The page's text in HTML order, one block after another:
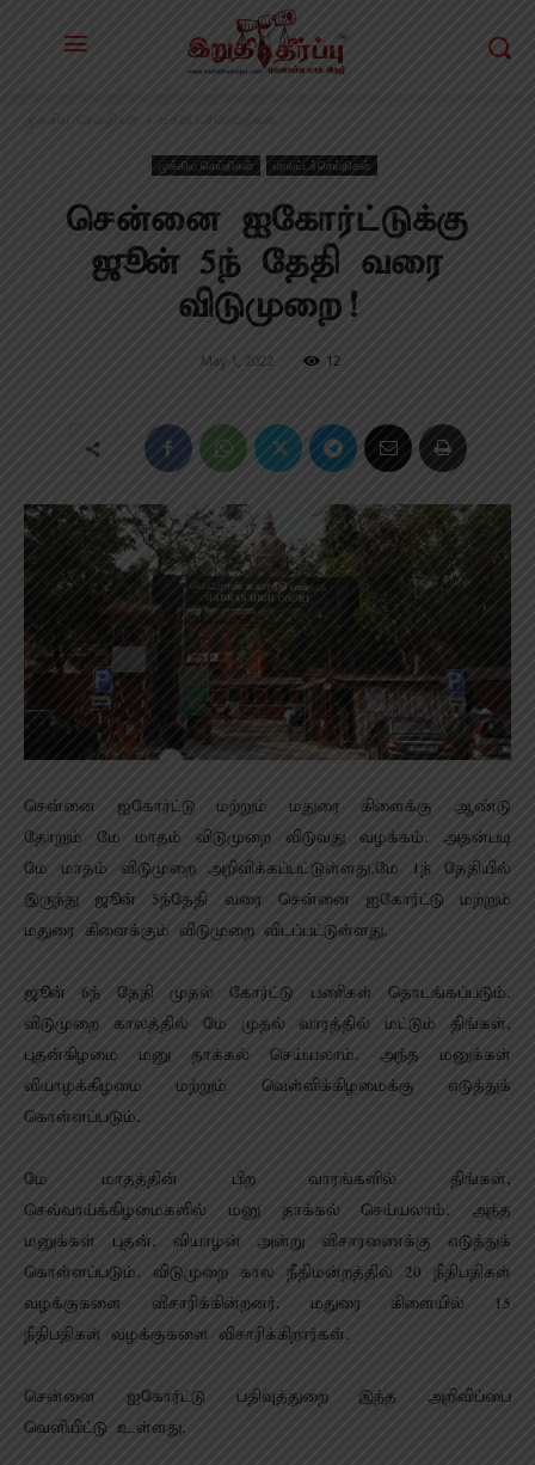
முக்கிய செய்திகள் மாவட்டச்செய்திகள்
முக்கிய செய்திகள் மாவட்டச்செய்திகள்
சென்னை ஐகோர்ட்டுக்கு
ஜூன் 5ந் தேதி வரை
விடுமுறை!
May 1, 2022 12
சென்னை ஐகோர்ட்டு மற்றும் மதுரை கிளைக்கு ஆண்டு
தோறும் மே மாதம் விடுமுறை விடுவது வழக்கம். அதன்படி
மே மாதம் விடுமுறை அறிவிக்கப்பட்டுள்ளது.மே 1ந் தேதியில்
இருந்து ஜூன் 5ந்தேதி வரை சென்னை ஐகோர்ட்டு மற்றும்
மதுரை கிளைக்கும் விடுமுறை விடப்பட்டுள்ளது.
ஜூன் 6ந் தேதி முதல் கோர்ட்டு பணிகள் தொடங்கப்படும்.
விடுமுறை காலத்தில் மே முதல் வாரத்தில் மட்டும் திங்கள்,
புதன்கிழமை மனு தாக்கல் செய்யலாம். அந்த மனுக்கள்
வியாழக்கிழமை மற்றும் வெள்ளிக்கிழமைக்கு எடுத்துக்
கொள்ளப்படும்.
மே மாதத்தின் பிற வாரங்களில் திங்கள்,
செவ்வாய்க்கிழமைகளில் மனு தாக்கல் செய்யலாம். அந்த
மனுக்கள் புதன், வியாழன் அன்று விசாரணைக்கு எடுத்துக்
கொள்ளப்படும். விடுமுறை கால நீதிமன்றத்தில் 20 நீதிபதிகள்
வழக்குகளை விசாரிக்கின்றனர். மதுரை கிளையில் 15
நீதிபதிகள் வழக்குகளை விசாரிக்கிறார்கள்.
சென்னை ஐகோர்ட்டு பதிவுத்துறை இந்த அறிவிப்பை
வெளியிட்டு உள்ளது.